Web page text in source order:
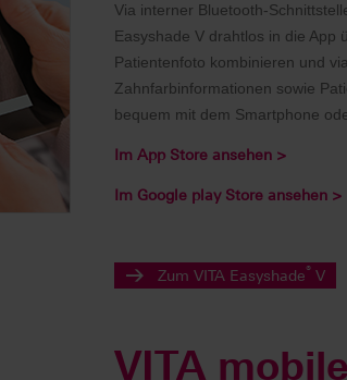
Via interner Bluetooth-
Easyshade V drahtlos in die App
Patientenfoto kombinieren und
Zahnfarbinformationen sowie
bequem mit dem Smartphone
Im App Store ansehen >
Im Google play Store ansehen >
Zum VITA Easyshade® V
VITA